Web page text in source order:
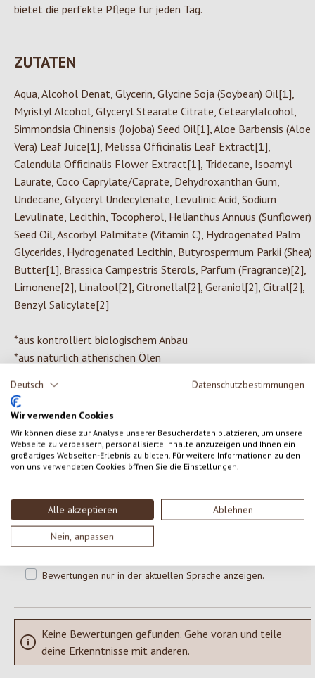
Deutsch Datenschutzbestimmungen
Wir verwenden Cookies
Wir können diese zur Analyse unserer Besucherdaten platzieren, um unsere
Webseite zu verbessern, personalisierte Inhalte anzuzeigen und Ihnen ein
großartiges Webseiten-Erlebnis zu bieten. Für weitere Informationen zu den
von uns verwendeten Cookies öffnen Sie die Einstellungen.
Alle akzeptieren Ablehnen
Nein, anpassen
bietet die perfekte Pflege für jeden Tag.
ZUTATEN
Aqua, Alcohol Denat, Glycerin, Glycine Soja (Soybean) Oil[1],
Myristyl Alcohol, Glyceryl Stearate Citrate, Cetearylalcohol,
Simmondsia Chinensis (Jojoba) Seed Oil[1], Aloe Barbensis (Aloe
Vera) Leaf Juice[1], Melissa Officinalis Leaf Extract[1],
Calendula Officinalis Flower Extract[1], Tridecane, Isoamyl
Laurate, Coco Caprylate/Caprate, Dehydroxanthan Gum,
Undecane, Glyceryl Undecylenate, Levulinic Acid, Sodium
Levulinate, Lecithin, Tocopherol, Helianthus Annuus (Sunflower)
Seed Oil, Ascorbyl Palmitate (Vitamin C), Hydrogenated Palm
Glycerides, Hydrogenated Lecithin, Butyrospermum Parkii (Shea)
Butter[1], Brassica Campestris Sterols, Parfum (Fragrance)[2],
Limonene[2], Linalool[2], Citronellal[2], Geraniol[2], Citral[2],
Benzyl Salicylate[2]
*aus kontrolliert biologischem Anbau
*aus natürlich ätherischen Ölen
0 von 0 Bewertungen
Durchschnittliche Bewertung von 0 von 5 Sternen
Gib eine Bewertung ab!
Teile deine Erfahrungen mit dem Produkt mit anderen Kunden.
SCHREIBE EINE BEWERTUNG
Bewertungen nur in der aktuellen Sprache anzeigen.
Keine Bewertungen gefunden. Gehe voran und teile
deine Erkenntnisse mit anderen.